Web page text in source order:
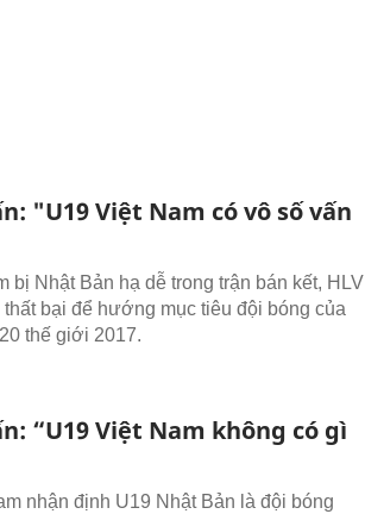
"U19 Việt Nam có vô số vấn
bị Nhật Bản hạ dễ trong trận bán kết, HLV
bại để hướng mục tiêu đội bóng của
thế giới 2017.
“U19 Việt Nam không có gì
nhận định U19 Nhật Bản là đội bóng